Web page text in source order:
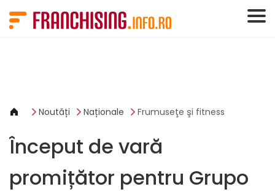
Noutăți Naționale Frumuseţe şi fitness
Început de vară
promițător pentru Grupo